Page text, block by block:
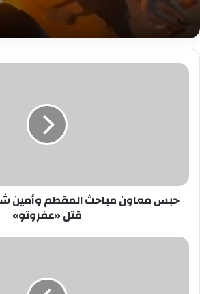
حبس
بتهمة
قتل
قتل «عفروتو»
بهذه